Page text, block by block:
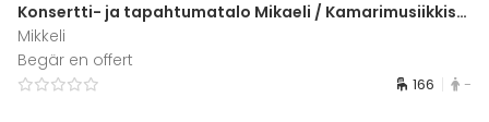
Konsertti- ja tapahtumatalo Mikaeli / Kamarimusiikkisali
Mikkeli
Begär en offert
166 -